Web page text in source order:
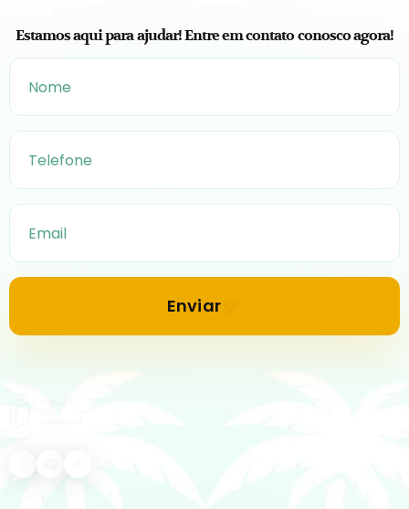
Estamos aqui para ajudar! Entre em contato conosco agora!
Enviar